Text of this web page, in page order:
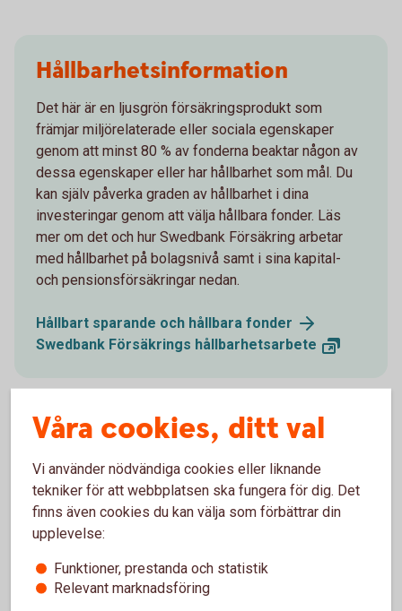
Hållbarhetsinformation
Det här är en ljusgrön försäkringsprodukt som
främjar miljörelaterade eller sociala egenskaper
genom att minst 80 % av fonderna beaktar någon av
dessa egenskaper eller har hållbarhet som mål. Du
kan själv påverka graden av hållbarhet i dina
investeringar genom att välja hållbara fonder. Läs
mer om det och hur Swedbank Försäkring arbetar
med hållbarhet på bolagsnivå samt i sina kapital-
och pensionsförsäkringar nedan.
Hållbart sparande och hållbara fonder
Swedbank Försäkrings hållbarhetsarbete
Pensionsvalet
Välj vår fondförsäkring
Vi vill gärna hjälpa dig med pensionsvalet. Om du inte gör
ett val för din tjänstepension, placeras pengarna i en
traditionell pensionsförsäkring med obligatoriskt
Våra cookies, ditt val
Vi använder nödvändiga cookies eller liknande
tekniker för att webbplatsen ska fungera för dig. Det
finns även cookies du kan välja som förbättrar din
upplevelse:
Funktioner, prestanda och statistik
Relevant marknadsföring